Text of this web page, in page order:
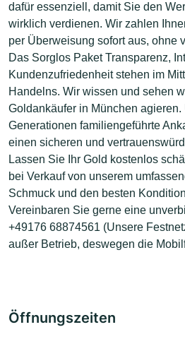
dafür essenziell, damit Sie den
wirklich verdienen. Wir zahlen
per Überweisung sofort aus, ohne
Das Sorglos Paket Transparenz,
Kundenzufriedenheit stehen im
Handelns. Wir wissen und sehen
Goldankäufer in München agieren.
Generationen familiengeführte
einen sicheren und
Lassen Sie Ihr Gold kostenlos
bei Verkauf von unserem
Schmuck und den besten
Vereinbaren Sie gerne eine
+49176 68874561 (Unsere
außer Betrieb, deswegen die
Öffnungszeiten